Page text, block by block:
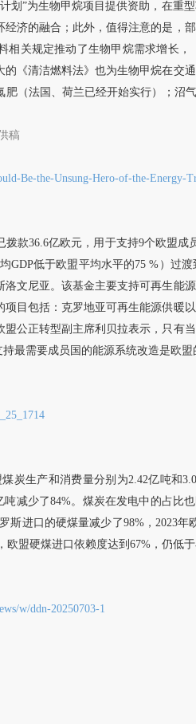
划”为生物甲烷项目提供资助，在
济的融合；此外，值得注意的是
相关规定推动了生物甲烷需求增长
《清洁燃料法》也为生物甲烷在
（法国、荷兰已经开始实行）；
稿
Be-the-Unsung-Hero-of-the-Energy-
拨款36.6亿欧元，用于支持9个欧盟成
GDP低于欧盟平均水平的75 %）
文尼亚。该基金主要支持可再生
目包括：克罗地亚可再生能源供暖
公正转型副主席利贝拉表示，只
最需要成员国的能源系统改造是欧盟
炭生产和消费量分别为2.42亿吨和
吨减少了84%。煤炭在发电中的占
斯进口的硬煤量减少了98%，2023
盟硬煤进口依赖度达到67%，仍低
w/ddn-20250703-1